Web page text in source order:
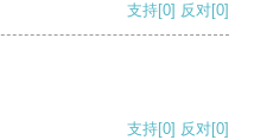
支持[0] 反对[0]
支持[0] 反对[0]